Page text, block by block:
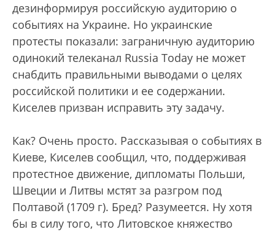
дезинформируя российскую аудиторию о
событиях на Украине. Но украинские
протесты показали: заграничную аудиторию
одинокий телеканал Russia Today не может
снабдить правильными выводами о целях
российской политики и ее содержании.
Киселев призван исправить эту задачу.
Как? Очень просто. Рассказывая о событиях в
Киеве, Киселев сообщил, что, поддерживая
протестное движение, дипломаты Польши,
Швеции и Литвы мстят за разгром под
Полтавой (1709 г). Бред? Разумеется. Ну хотя
бы в силу того, что Литовское княжество